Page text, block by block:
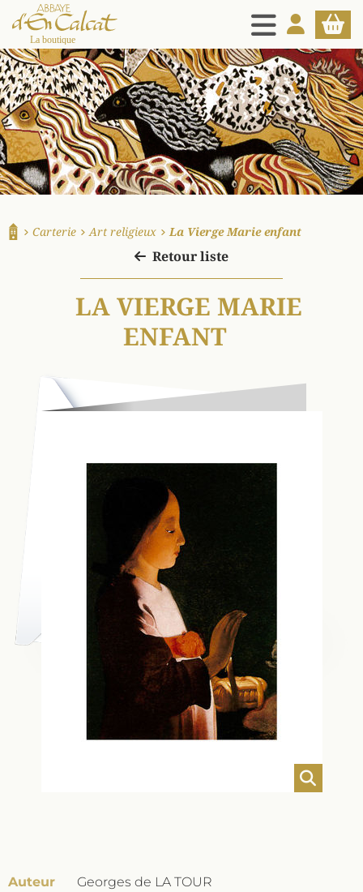
MENU
La boutique d'en Calcat
MON PANIER
Carterie Art religieux La Vierge Marie enfant
Retour liste
LA VIERGE MARIE
ENFANT
Auteur
Georges de LA TOUR